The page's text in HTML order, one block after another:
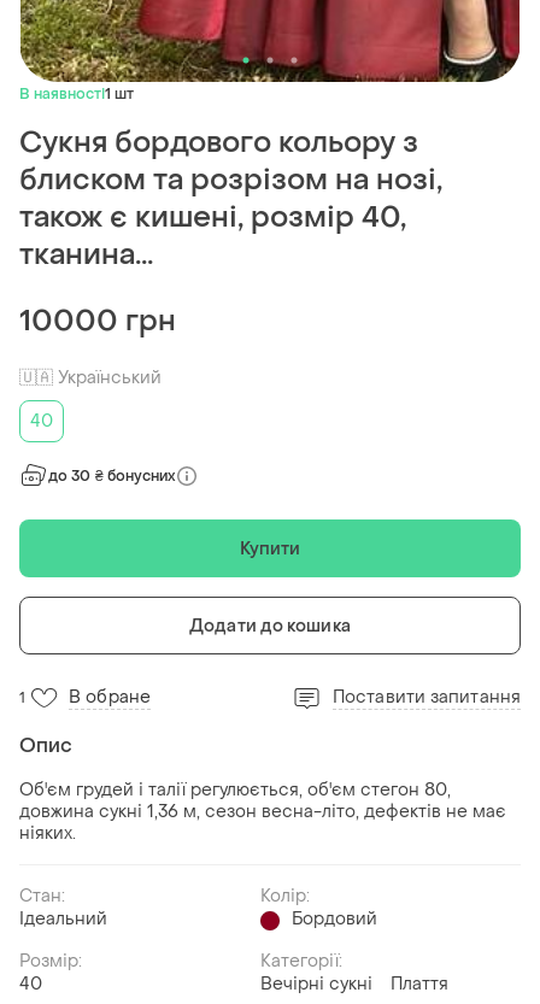
В наявності1 шт
Сукня бордового кольору з
блиском та розрізом на нозі,
також є кишені, розмір 40,
тканина...
10000 грн
🇺🇦 Український
40
до 30 ₴ бонусних
Купити
Додати до кошика
1 В обране Поставити запитання
Опис
Об'єм грудей і талії регулюється, об'єм стегон 80,
довжина сукні 1,36 м, сезон весна-літо, дефектів не має
ніяких.
Стан:
Ідеальний
Колір:
Бордовий
Розмір:
40
Категорії:
Вечірні сукні
Плаття